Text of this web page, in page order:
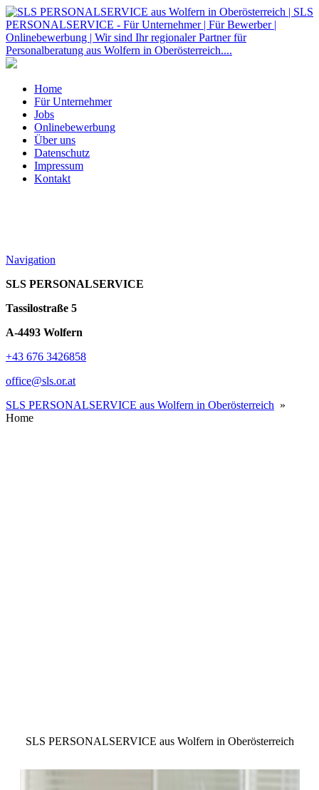
Home
Für Unternehmer
Jobs
Onlinebewerbung
Über uns
Datenschutz
Impressum
Kontakt
Navigation
SLS PERSONALSERVICE
Tassilostraße 5
A-4493 Wolfern
+43 676 3426858
office@sls.or.at
SLS PERSONALSERVICE aus Wolfern in Oberösterreich »
Home
SLS PERSONALSERVICE aus Wolfern in Oberösterreich